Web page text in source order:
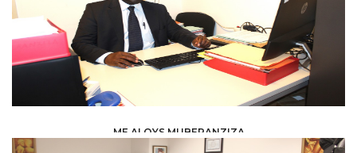
ME ALOYS MUBERANZIZA
LAW /LEGAL ADVISERS